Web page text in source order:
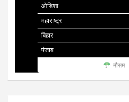
ओडिशा
महाराष्ट्र
बिहार
पंजाब
मौसम